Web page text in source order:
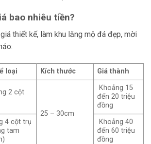
bao nhiêu tiền?
thiết kế, làm khu lăng mộ đá đẹp, mời
loại Kích thước Giá thành
2 cột
25 – 30cm
Khoảng 15
đến 20 triệu
đồng
4 cột trụ
tam
Khoảng 40
đến 60 triệu
đồng